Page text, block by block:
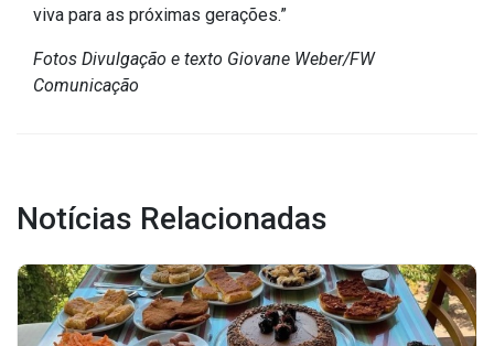
viva para as próximas gerações.”
Fotos Divulgação e texto Giovane Weber/FW
Comunicação
Notícias Relacionadas